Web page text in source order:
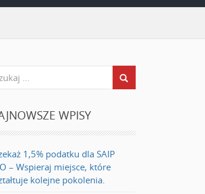
WPISY
1,5% podatku dla SAIP
– Wspieraj miejsce, które
kolejne pokolenia.